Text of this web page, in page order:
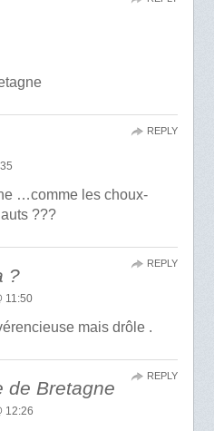
…comme les choux-
???
REPLY
?
11:50
mais drôle .
REPLY
de Bretagne
12:26
REPLY